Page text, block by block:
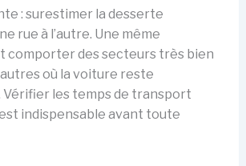
: surestimer la desserte
rue à l’autre. Une même
comporter des secteurs très bien
où la voiture reste
Vérifier les temps de transport
indispensable avant toute